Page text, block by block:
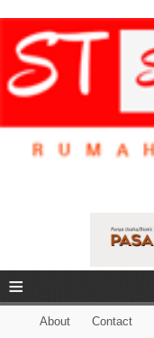
≡
About Contact